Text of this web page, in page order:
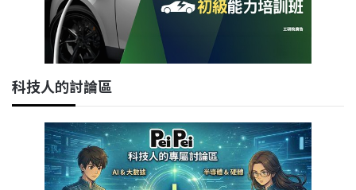
科技人的討論區